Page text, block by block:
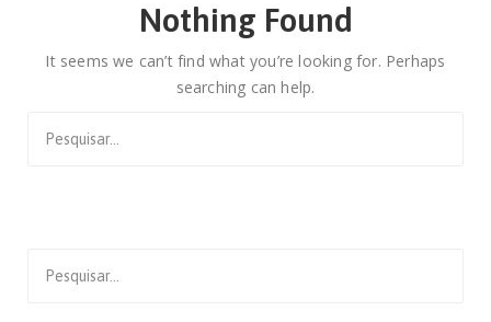
Nothing Found
It seems we can’t find what you’re looking for. Perhaps
searching can help.
for:
for: